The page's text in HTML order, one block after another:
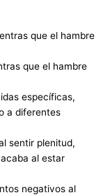
que el hambre
que el hambre
específicas,
a diferentes
sentir plenitud,
al estar
negativos al